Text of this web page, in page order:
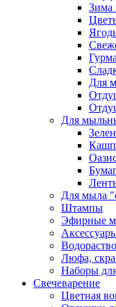
Зима
Для
Для
Для мыла
Штампы
Эфирные
Люфа,
Наборы
Свечеварение
Цветная